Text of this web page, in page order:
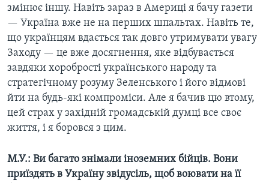
змінює іншу. Навіть зараз в Америці я бачу газети
— Україна вже не на перших шпальтах. Навіть те,
що українцям вдається так довго утримувати увагу
Заходу — це вже досягнення, яке відбувається
завдяки хоробрості українського народу та
стратегічному розуму Зеленського і його відмові
йти на будь-які компроміси. Але я бачив цю втому,
цей страх у західній громадській думці все своє
життя, і я боровся з цим.
М.У.: Ви багато знімали іноземних бійців. Вони
приїздять в Україну звідусіль, щоб воювати на її